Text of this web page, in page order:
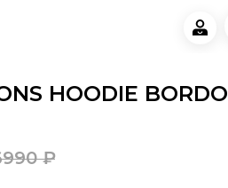
HOODIE BORDO
₽